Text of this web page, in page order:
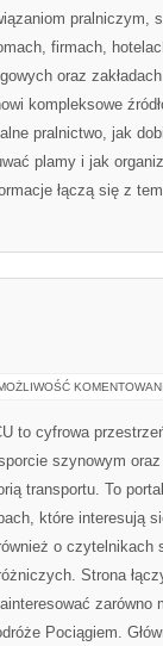
pralniczym,
firmach,
oraz
kompleksowe
pralnictwo, jak
plamy i jak
łączą się z
to cyfrowa
szynowym
transportu. To
które interesują
o czytelnikach
Strona
zarówno
Pociągiem.